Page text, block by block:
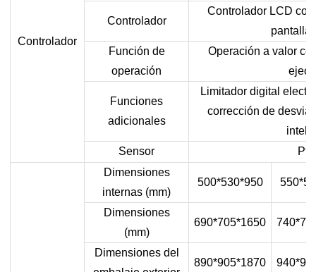
Controlador
Controlador
Controlador LCD
Función de
operación
Operación a valor
Funciones
adicionales
Limitador digital
corrección de
Sensor
Dimensiones
internas (mm)
500*530*950
Dimensiones
(mm)
690*705*1650
Dimensiones del
890*905*1870